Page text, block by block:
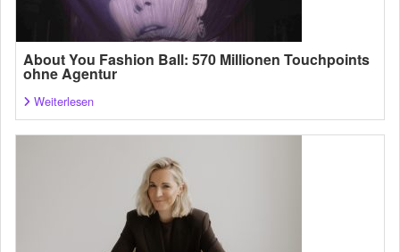
About You Fashion Ball: 570 Millionen Touchpoints
ohne Agentur
Weiterlesen